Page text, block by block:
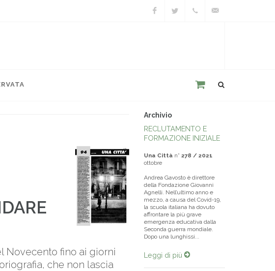
Novecento fino ai giorni
che non lascia
Archivio
RECLUTAMENTO E
FORMAZIONE INIZIALE
Una Città n° 278 / 2021
ottobre
Andrea Gavosto è direttore
della Fondazione Giovanni
Agnelli. Nell’ultimo anno e
mezzo, a causa del Covid-19,
la scuola italiana ha dovuto
affrontare la più grave
emergenza educativa dalla
Seconda guerra mondiale.
Dopo una lunghissi...
Leggi di più